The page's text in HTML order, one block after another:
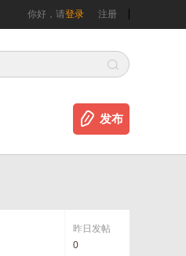
你好，请登录 注册
发布
昨日发帖
0